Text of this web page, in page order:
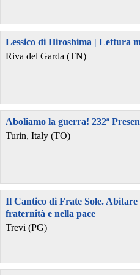
Lessico di Hiroshima | Lettura
Riva del Garda (TN)
Aboliamo la guerra! 232ª
Turin, Italy (TO)
Il Cantico di Frate Sole. Abitare
fraternità e nella pace
Trevi (PG)